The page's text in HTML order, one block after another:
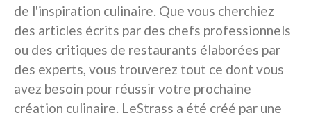
de l'inspiration culinaire. Que vous cherchiez
des articles écrits par des chefs professionnels
ou des critiques de restaurants élaborées par
des experts, vous trouverez tout ce dont vous
avez besoin pour réussir votre prochaine
création culinaire. LeStrass a été créé par une